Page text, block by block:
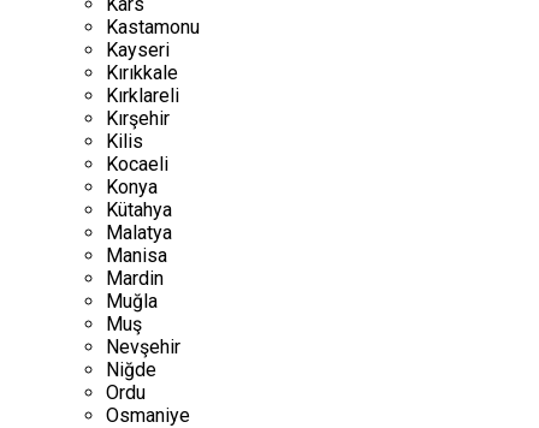
Kastamonu
Kayseri
Kırıkkale
Kırklareli
Kırşehir
Kilis
Kocaeli
Konya
Kütahya
Malatya
Manisa
Mardin
Muğla
Muş
Nevşehir
Niğde
Ordu
Osmaniye